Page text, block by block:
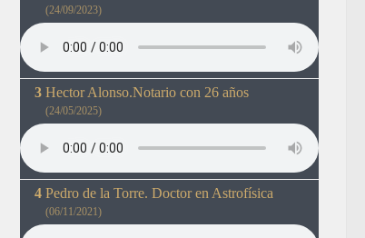
(24/09/2023)
Hector Alonso.Notario con 26 años
(24/05/2025)
Pedro de la Torre. Doctor en Astrofísica
(06/11/2021)